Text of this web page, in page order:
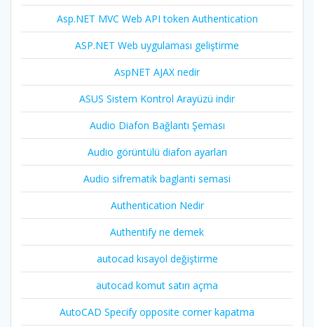
Asp.NET MVC Web API token Authentication
ASP.NET Web uygulaması geliştirme
AspNET AJAX nedir
ASUS Sistem Kontrol Arayüzü indir
Audio Diafon Bağlantı Şeması
Audio görüntülü diafon ayarları
Audio sifrematik baglanti semasi
Authentication Nedir
Authentify ne demek
autocad kısayol değiştirme
autocad komut satırı açma
AutoCAD Specify opposite corner kapatma